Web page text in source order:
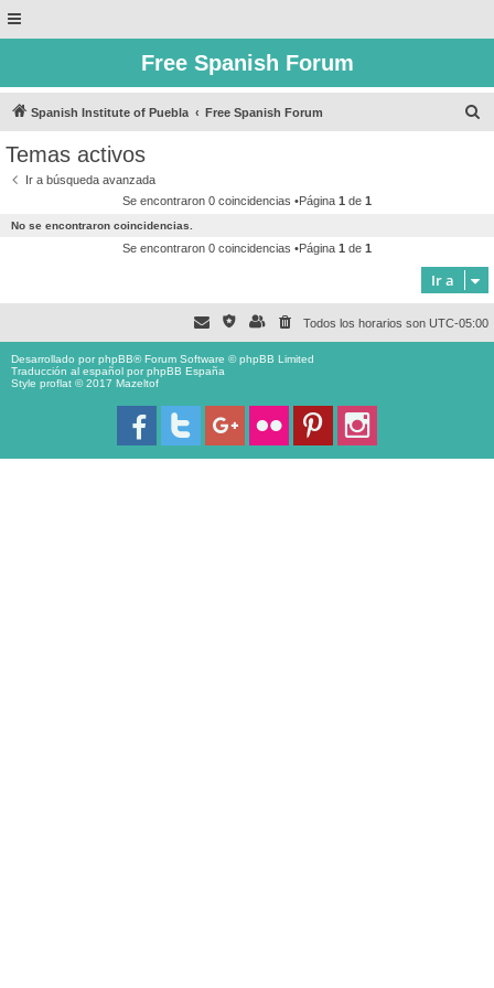
Free Spanish Forum
Spanish Institute of Puebla Free Spanish Forum
Temas activos
Ir a búsqueda avanzada
Se encontraron 0 coincidencias •Página 1 de 1
No se encontraron coincidencias.
Se encontraron 0 coincidencias •Página 1 de 1
Ir a
Todos los horarios son UTC-05:00
Desarrollado porphpBB® Forum Software © phpBB Limited
Traducción al español porphpBB España
Style proflat © 2017 Mazeltof